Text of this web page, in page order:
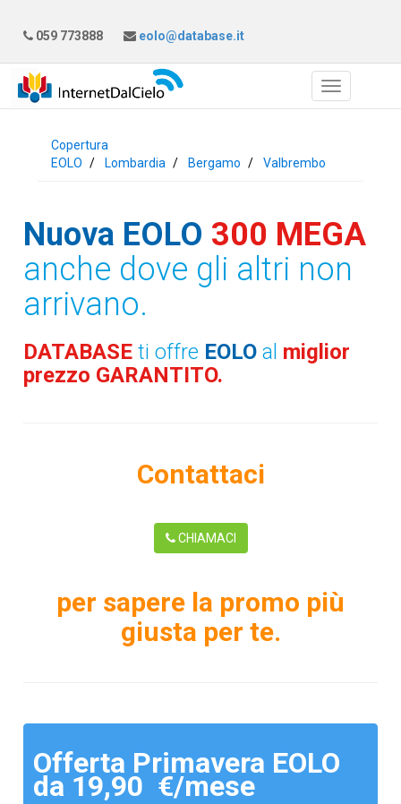
059 773888 eolo@database.it
Copertura
EOLO
Lombardia Bergamo Valbrembo
Nuova EOLO 300 MEGA
anche dove gli altri non
arrivano.
DATABASEti offre EOLO al miglior
prezzo GARANTITO.
Contattaci
CHIAMACI
per sapere la promo più
giusta per te.
Offerta Primavera EOLO
da 19,90 €/mese